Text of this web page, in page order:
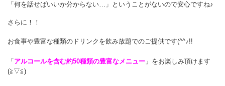
「何を話せばいいか分からない…」ということがないので安心ですね♪
さらに！！
お食事や豊富な種類のドリンクを飲み放題でのご提供です(^^♪!!
「 アルコールを含む約50種類の豊富なメニュー 」をお楽しみ頂けます
(≧▽≦)